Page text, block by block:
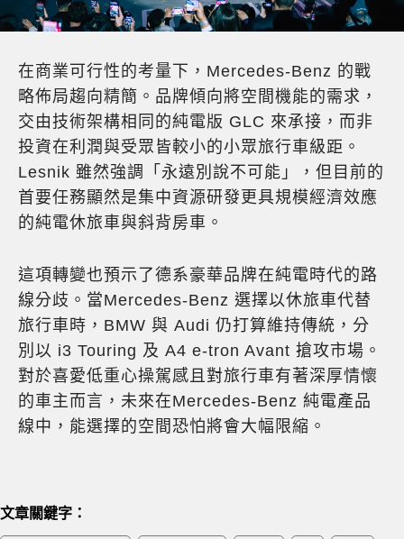
在商業可行性的考量下，Mercedes-Benz 的戰
略佈局趨向精簡。品牌傾向將空間機能的需求，
交由技術架構相同的純電版 GLC 來承接，而非
投資在利潤與受眾皆較小的小眾旅行車級距。
Lesnik 雖然強調「永遠別說不可能」，但目前的
首要任務顯然是集中資源研發更具規模經濟效應
的純電休旅車與斜背房車。
這項轉變也預示了德系豪華品牌在純電時代的路
線分歧。當Mercedes-Benz 選擇以休旅車代替
旅行車時，BMW 與 Audi 仍打算維持傳統，分
別以 i3 Touring 及 A4 e-tron Avant 搶攻市場。
對於喜愛低重心操駕感且對旅行車有著深厚情懷
的車主而言，未來在Mercedes-Benz 純電產品
線中，能選擇的空間恐怕將會大幅限縮。
文章關鍵字：